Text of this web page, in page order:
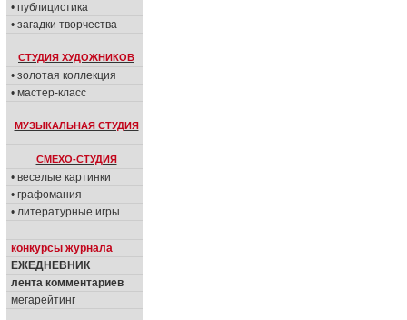
• публицистика
• загадки творчества
СТУДИЯ ХУДОЖНИКОВ
• золотая коллекция
• мастер-класс
МУЗЫКАЛЬНАЯ СТУДИЯ
СМЕХО-СТУДИЯ
• веселые картинки
• графомания
• литературные игры
конкурсы журнала
ЕЖЕДНЕВНИК
лента комментариев
мегарейтинг